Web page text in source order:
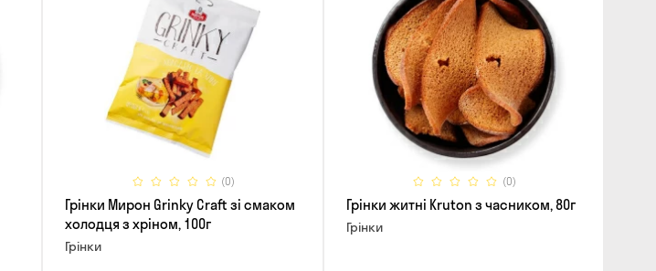
(0)
Грінки Мирон Grinky Craft зі смаком
холодця з хріном, 100г
Грінки
(0)
Грінки житні Kruton з часником, 80г
Грінки